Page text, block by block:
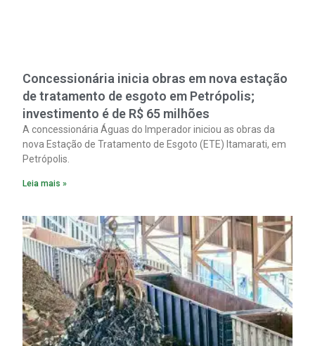
Concessionária inicia obras em nova estação
de tratamento de esgoto em Petrópolis;
investimento é de R$ 65 milhões
A concessionária Águas do Imperador iniciou as obras da
nova Estação de Tratamento de Esgoto (ETE) Itamarati, em
Petrópolis.
Leia mais »